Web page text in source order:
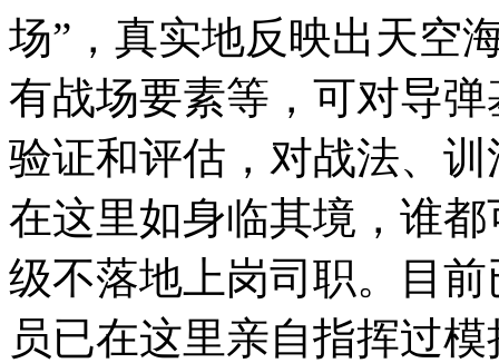
场”，真实地反映出天空
有战场要素等，可对导
验证和评估，对战法、
在这里如身临其境，谁
级不落地上岗司职。目
员已在这里亲自指挥过